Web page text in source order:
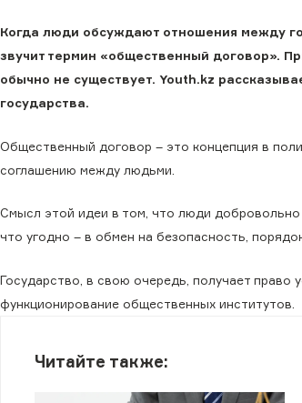
Когда люди обсуждают отношения между
звучит термин «общественный договор».
обычно не существует. Youth.kz
государства.
Общественный договор – это концепция в
соглашению между людьми.
Смысл этой идеи в том, что люди
что угодно – в обмен на безопасность,
Государство, в свою очередь, получает право
функционирование общественных институтов.
Читайте также: